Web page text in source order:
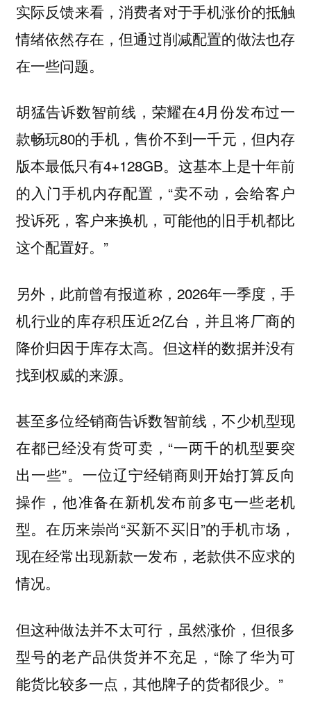
实际反馈来看，消费者对于手机涨价的抵触
情绪依然存在，但通过削减配置的做法也存
在一些问题。
胡猛告诉数智前线，荣耀在4月份发布过一
款畅玩80的手机，售价不到一千元，但内存
版本最低只有4+128GB。这基本上是十年前
的入门手机内存配置，“卖不动，会给客户
投诉死，客户来换机，可能他的旧手机都比
这个配置好。”
另外，此前曾有报道称，2026年一季度，手
机行业的库存积压近2亿台，并且将厂商的
降价归因于库存太高。但这样的数据并没有
找到权威的来源。
甚至多位经销商告诉数智前线，不少机型现
在都已经没有货可卖，“一两千的机型要突
出一些”。 一位辽宁经销商则开始打算反向
操作，他准备在新机发布前多屯一些老机
型。在历来崇尚“买新不买旧”的手机市场，
现在经常出现新款一发布，老款供不应求的
情况。
但这种做法并不太可行，虽然涨价，但很多
型号的老产品供货并不充足，“除了华为可
能货比较多一点，其他牌子的货都很少。”